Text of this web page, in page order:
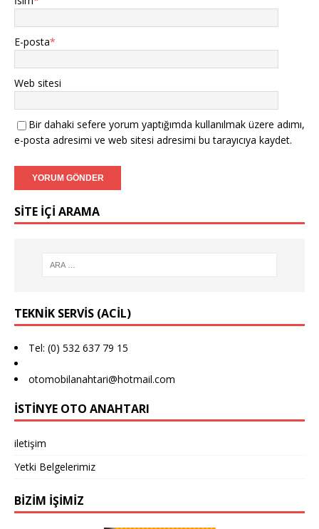
E-posta*
Web sitesi
Bir dahaki sefere yorum yaptığımda kullanılmak üzere adımı,
e-posta adresimi ve web sitesi adresimi bu tarayıcıya kaydet.
SITE IÇI ARAMA
TEKNIK SERVIS (ACIL)
Tel: (0) 532 637 79 15
otomobilanahtari@hotmail.com
İSTINYE OTO ANAHTARI
iletişim
Yetki Belgelerimiz
BIZIM IŞIMIZ